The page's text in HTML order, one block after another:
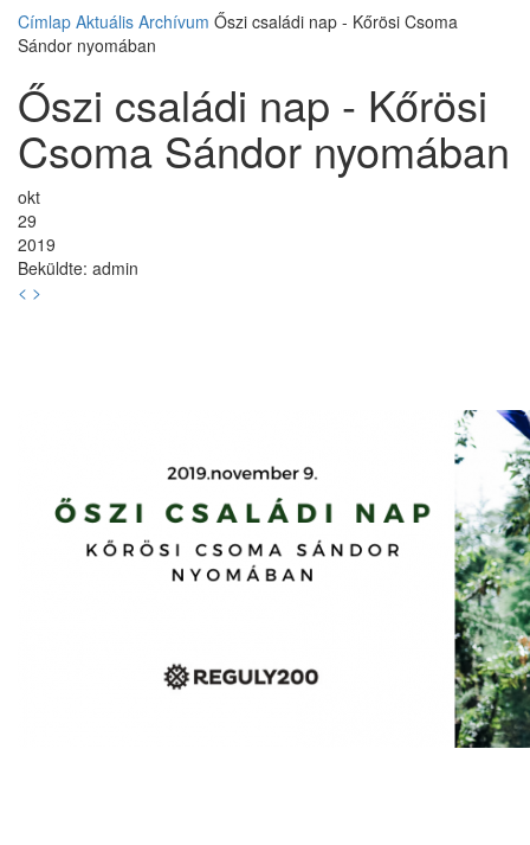
Címlap Aktuális Archívum Őszi családi nap - Kőrösi Csoma
Sándor nyomában
Őszi családi nap - Kőrösi
Csoma Sándor nyomában
okt
29
2019
Beküldte: admin
< >